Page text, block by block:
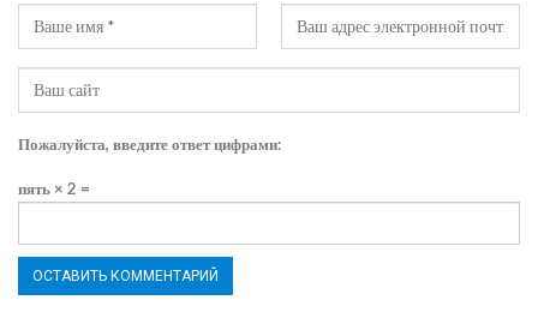
Пожалуйста, введите ответ цифрами:
пять × 2 =